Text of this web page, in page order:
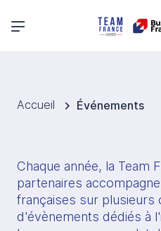
Menu principal
Accueil Événements
Chaque année, la Team
partenaires
françaises sur plusieurs
d'évènements dédiés à